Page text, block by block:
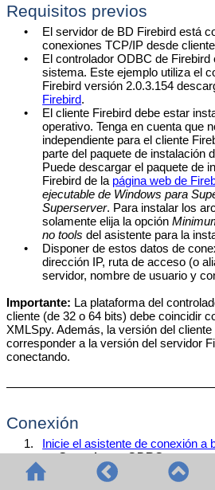
Requisitos previos
•
El servidor de BD Firebird está
conexiones TCP/IP desde
•
El controlador ODBC de Firebird
sistema. Este ejemplo utiliza el
Firebird versión 2.0.3.154
Firebird.
•
El cliente Firebird debe estar
operativo. Tenga en cuenta que
independiente para el cliente
parte del paquete de instalación
Puede descargar el paquete de
Firebird de la página web de
ejecutable de Windows para
Superserver. Para instalar los
solamente elija la opción
no tools del asistente para la
•
Disponer de estos datos de
dirección IP, ruta de acceso (o
servidor, nombre de usuario y
Importante: La plataforma del
cliente (de 32 o 64 bits) debe coincidir
XMLSpy. Además, la versión del cliente
corresponder a la versión del servidor
conectando.
Conexión
1. Inicie el asistente de conexión a
enConexiones ODBC.
2.
SeleccioneDSN de usuario(o
privilegios administrativos) y